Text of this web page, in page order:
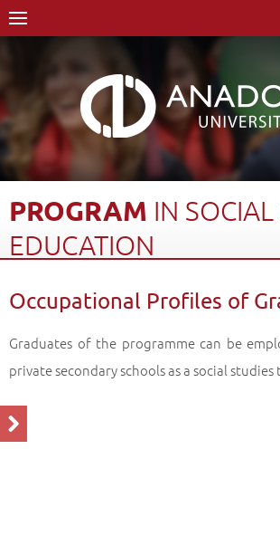
PROGRAM IN SOCIAL
EDUCATION
Department of Turkish and Social Sciences Education
Occupational Profiles of Graduates
Occupational Profiles of
Graduates of the programme can be
private secondary schools as a social studies